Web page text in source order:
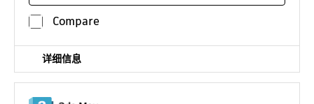
平台：
¥12909*
Compare
详细信息